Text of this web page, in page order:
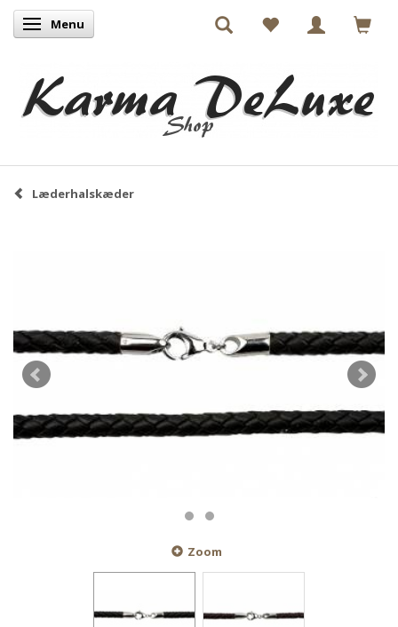
Skifte navigation
Menu
Læderhalskæder
Zoom